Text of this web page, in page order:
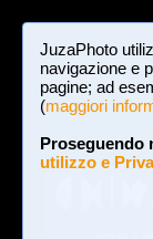
JuzaPhoto
navigazione e
pagine; ad
(maggiori
Proseguendo
utilizzo e